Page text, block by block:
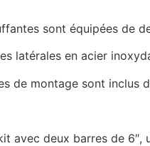
sont équipées de
latérales en acier
de montage sont
avec deux barres de 6″,